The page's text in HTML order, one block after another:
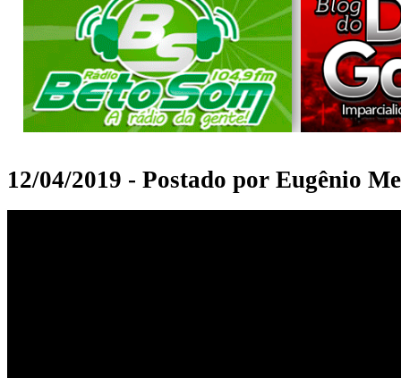
12/04/2019 - Postado por Eugênio